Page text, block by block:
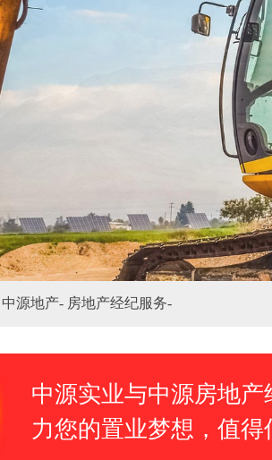
中源地产- 房地产经纪服务-
中源实业与中源房地
力您的置业梦想，值得